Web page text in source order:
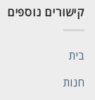
קישורים נוספים
בית
חנות